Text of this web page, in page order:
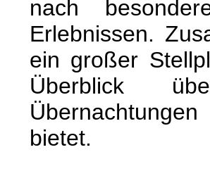
nach
Erlebnissen.
ein großer
Überblick
bietet.